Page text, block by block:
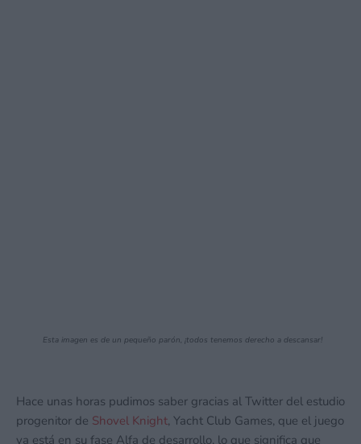
Esta imagen es de un pequeño parón, ¡todos tenemos derecho a descansar!
Hace unas horas pudimos saber gracias al Twitter del estudio
progenitor de Shovel Knight, Yacht Club Games, que el juego
ya está en su fase Alfa de desarrollo, lo que significa que